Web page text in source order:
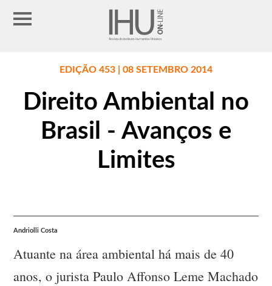
EDIÇÃO 453 | 08 SETEMBRO 2014
Direito Ambiental no
Brasil - Avanços e
Limites
Andriolli Costa
Atuante na área ambiental há mais de 40
anos, o jurista Paulo Affonso Leme Machado